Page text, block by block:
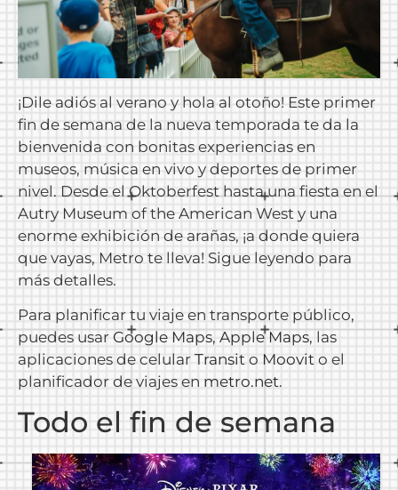
¡Dile adiós al verano y hola al otoño! Este primer
fin de semana de la nueva temporada te da la
bienvenida con bonitas experiencias en
museos, música en vivo y deportes de primer
nivel. Desde el Oktoberfest hasta una fiesta en el
Autry Museum of the American West y una
enorme exhibición de arañas, ¡a donde quiera
que vayas, Metro te lleva! Sigue leyendo para
más detalles.
Para planificar tu viaje en transporte público,
puedes usar Google Maps, Apple Maps, las
aplicaciones de celular Transit o Moovit o el
planificador de viajes en metro.net.
Todo el fin de semana